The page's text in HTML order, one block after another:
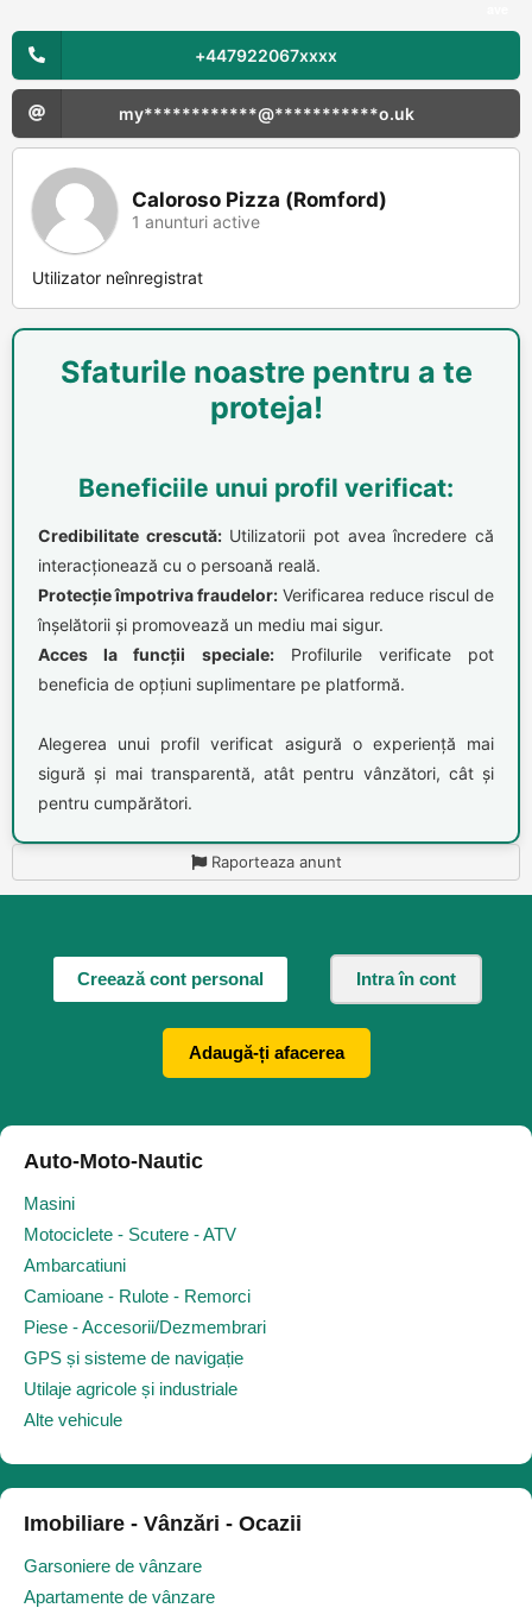
+447922067xxxx
my************@***********o.uk
Caloroso Pizza (Romford)
1 anunturi active
Utilizator neînregistrat
Sfaturile noastre pentru a te
proteja!
Beneficiile unui profil verificat:
Credibilitate crescută:Utilizatorii pot avea încredere că
interacționează cu o persoană reală.
Protecție împotriva fraudelor: Verificarea reduce riscul de
înșelătorii și promovează un mediu mai sigur.
Acces la funcții speciale:Profilurile verificate pot
beneficia de opțiuni suplimentare pe platformă.
Alegerea unui profil verificat asigură o experiență mai
sigură și mai transparentă, atât pentru vânzători, cât și
pentru cumpărători.
Raporteaza anunt
Creează cont personal Intra în cont
Adaugă-ți afacerea
Auto-Moto-Nautic
Masini
Motociclete - Scutere - ATV
Ambarcatiuni
Camioane - Rulote - Remorci
Piese - Accesorii/Dezmembrari
GPS și sisteme de navigație
Utilaje agricole și industriale
Alte vehicule
Imobiliare - Vânzări - Ocazii
Garsoniere de vânzare
Apartamente de vânzare